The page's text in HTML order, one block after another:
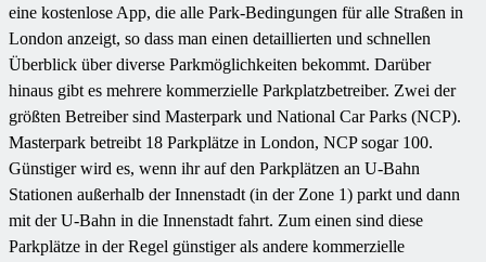
eine kostenlose App, die alle Park-Bedingungen für alle Straßen in
London anzeigt, so dass man einen detaillierten und schnellen
Überblick über diverse Parkmöglichkeiten bekommt. Darüber
hinaus gibt es mehrere kommerzielle Parkplatzbetreiber. Zwei der
größten Betreiber sind Masterpark und National Car Parks (NCP).
Masterpark betreibt 18 Parkplätze in London, NCP sogar 100.
Günstiger wird es, wenn ihr auf den Parkplätzen an U-Bahn
Stationen außerhalb der Innenstadt (in der Zone 1) parkt und dann
mit der U-Bahn in die Innenstadt fahrt. Zum einen sind diese
Parkplätze in der Regel günstiger als andere kommerzielle